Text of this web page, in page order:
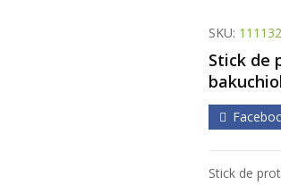
SKU:
Stick de
Stick de